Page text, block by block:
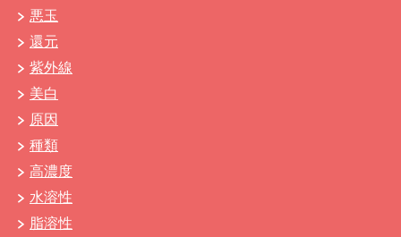
悪玉
還元
紫外線
美白
原因
種類
高濃度
水溶性
脂溶性